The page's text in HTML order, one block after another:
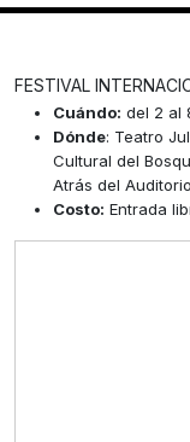
FESTIVAL
Cuándo: del 2 al
Dónde: Teatro
Cultural del
Atrás del
Costo: Entrada